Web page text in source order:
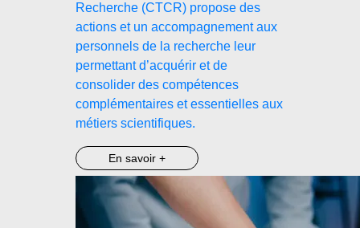
Recherche (CTCR) propose des
actions et un accompagnement aux
personnels de la recherche leur
permettant d’acquérir et de
consolider des compétences
complémentaires et essentielles aux
métiers scientifiques.
En savoir +